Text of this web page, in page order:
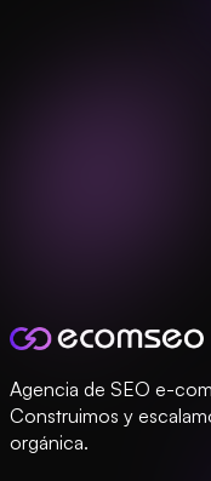
Agencia de SEO e-
Construimos y
orgánica.